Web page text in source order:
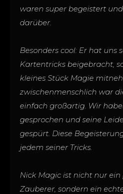
waren super begeistert
darüber.
Besonders cool: Er hat uns
Kartentricks beigebracht,
kleines Stück Magie
zwischenmenschlich war
einfach großartig. Wir
gesprochen und seine
gespürt. Diese
jedem seiner Tricks.
Nick Magic ist nicht nur ein
Zauberer, sondern ein